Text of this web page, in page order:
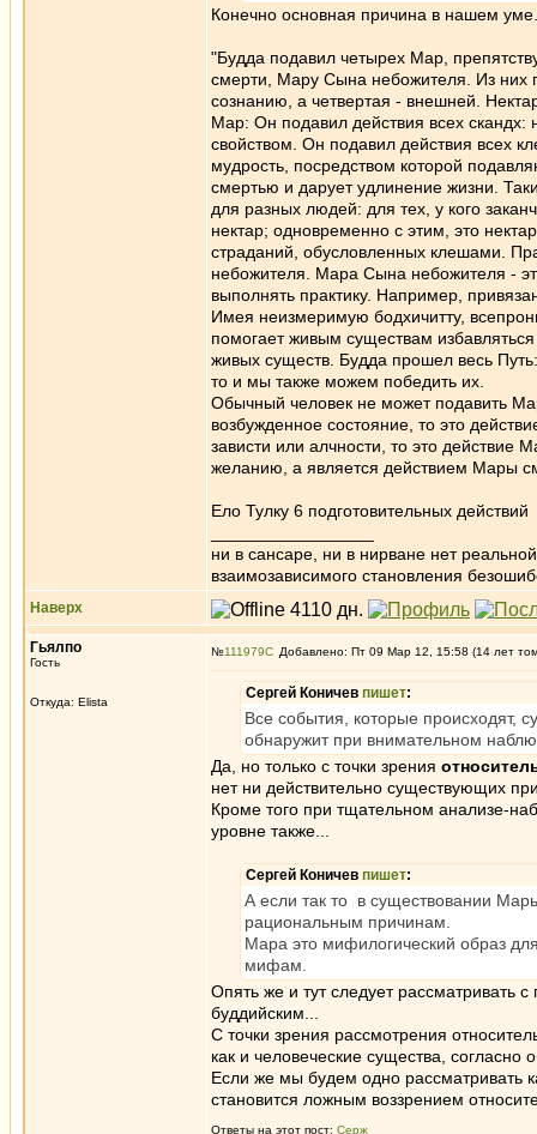
Конечно основная причина в нашем уме.
"Будда подавил четырех Map,
смерти, Мару Сына небожителя. Из
сознанию, а четвертая - внешней.
Map: Он подавил действия всех
свойством. Он подавил действия всех
мудрость, посредством которой
смертью и дарует удлинение жизни.
для разных людей: для тех, у кого
нектар; одновременно с этим, это
страданий, обусловленных клешами.
небожителя. Мара Сына небожителя -
выполнять практику. Например,
Имея неизмеримую бодхичитту,
помогает живым существам
живых существ. Будда прошел весь
то и мы также можем победить их.
Обычный человек не может подавить
возбужденное состояние, то это
зависти или алчности, то это действие
желанию, а является действием Мары
Ело Тулку 6 подготовительных действий
ни в сансаре, ни в нирване нет
взаимозависимого становления
Наверх
Гьялпо
Гость
Откуда: Elista
№111979 Добавлено: Пт 09 Мар 12, 15:58 (14 лет
Сергей Коничев пишет:
Все события, которые происходят,
обнаружит при внимательном
Да, но только с точки зрения
нет ни действительно существующих
Кроме того при тщательном анализе-
уровне также...
Сергей Коничев пишет:
А если так то в существовании
рациональным причинам.
Мара это мифилогический образ
мифам.
Опять же и тут следует рассматривать
буддийским...
С точки зрения рассмотрения
как и человеческие существа,
Если же мы будем одно рассматривать
становится ложным воззрением
Ответы на этот пост: Серж